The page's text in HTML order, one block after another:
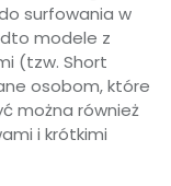
surfowania w
modele z
(tzw. Short
osobom, które
można również
i krótkimi